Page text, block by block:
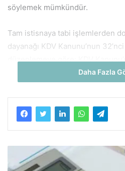
söylemek mümkündür.
Tam istisnaya tabi işlemlerden
dayanağı KDV Kanunu’nun
düzenlemeye göre; KDV
s maddeleri uyarınca vergiden
KDV, mükellefin vergiye tabi
hesaplanacak KDV’den indirilir.
gerçekleştiği dönemi izleyen
kadar talep edilmesi şartıyla
Daha Fazla